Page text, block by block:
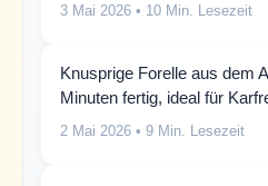
3 Mai 2026 • 10 Min. Lesezeit
Knusprige Forelle aus dem
Minuten fertig, ideal für
2 Mai 2026 • 9 Min. Lesezeit